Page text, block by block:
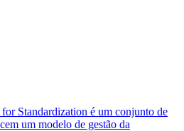
Standardization é um conjunto de
um modelo de gestão da